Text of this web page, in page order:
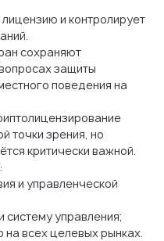
и контролирует
сохраняют
защиты
поведения на
точки зрения, но
критически важной.
и управленческой
управления;
всех целевых рынках.